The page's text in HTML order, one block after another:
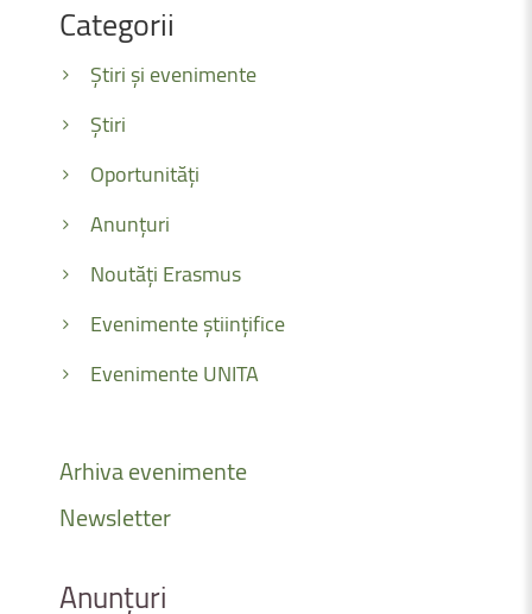
Categorii
Știri și evenimente
Știri
Oportunități
Anunțuri
Noutăți Erasmus
Evenimente științifice
Evenimente UNITA
Arhivaevenimente
Newsletter
Anunțuri